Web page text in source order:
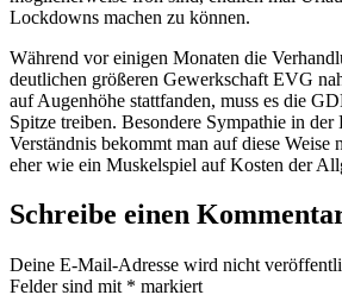
Lockdowns machen zu können.
Während vor einigen Monaten die
deutlichen größeren Gewerkschaft EVG
auf Augenhöhe stattfanden, muss es die
Spitze treiben. Besondere Sympathie in
Verständnis bekommt man auf diese
eher wie ein Muskelspiel auf Kosten der
Schreibe einen
Deine E-Mail-Adresse wird nicht
Felder sind mit * markiert